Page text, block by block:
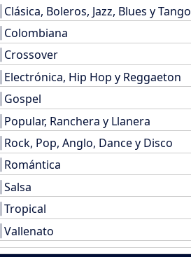
Clásica, Boleros, Jazz, Blues y Tango
Colombiana
Crossover
Electrónica, Hip Hop y Reggaeton
Gospel
Popular, Ranchera y Llanera
Rock, Pop, Anglo, Dance y Disco
Romántica
Salsa
Tropical
Vallenato